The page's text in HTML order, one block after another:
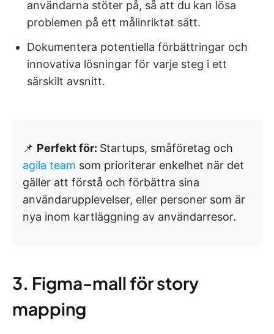
användarna stöter på, så att du kan lösa
problemen på ett målinriktat sätt.
Dokumentera potentiella förbättringar och
innovativa lösningar för varje steg i ett
särskilt avsnitt.
📌 Perfekt för: Startups, småföretag och
agila team som prioriterar enkelhet när det
gäller att förstå och förbättra sina
användarupplevelser, eller personer som är
nya inom kartläggning av användarresor.
3. Figma-mall för story
mapping